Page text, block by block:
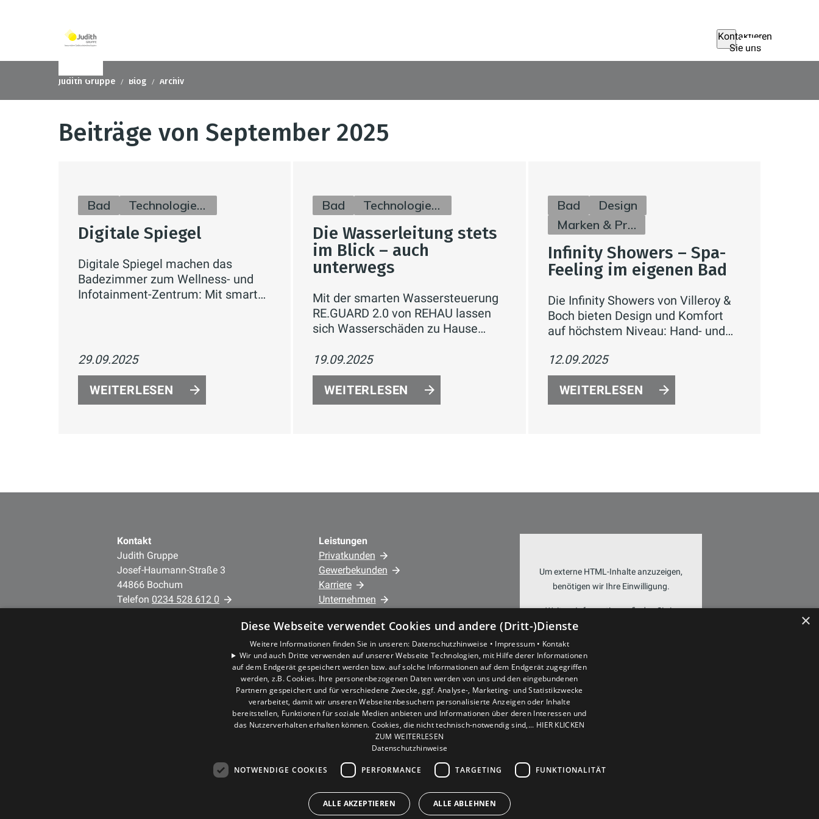
Kontaktieren
Sie uns
Judith Gruppe Blog Archiv
Beiträge von September 2025
Bad Technologie & Zukunft
Digitale Spiegel
Digitale Spiegel machen das
Badezimmer zum Wellness- und
Infotainment-Zentrum: Mit smarten
Energieeffizienz und modernes
29.09.2025
WEITERLESEN
Bad Technologie & Zukunft
Die Wasserleitung stets
im Blick – auch
unterwegs
Mit der smarten Wassersteuerung
RE.GUARD 2.0 von REHAU lassen
sich Wasserschäden zu Hause
Wasserverbrauch bequem per App
überwachen – für mehr Sicherheit,
Komfort und nachhaltiges Wohn
19.09.2025
WEITERLESEN
Bad
Design
Marken & Produkte
Infinity Showers – Spa-
Feeling im eigenen Bad
Die Infinity Showers von Villeroy &
Boch bieten Design und Komfort
auf höchstem Niveau: Hand- und
Strahlarten, Thermostate mit
CoolTap Technologie und edle
Oberflächen in Chrom oder Matt
Black – für exklusive Spa-Momente
12.09.2025
WEITERLESEN
Kontakt
Judith Gruppe
Josef-Haumann-Straße 3
44866 Bochum
Telefon 0234 528 612 0
Leistungen
Privatkunden
Gewerbekunden
Karriere
Unternehmen
Standorte
44866 Bochum Wattenscheid • Josef-
Haumann-Str. 3 – Hauptstandort
44879 Bochum • Nöckerstr. 39 - 41 –
Büro/Verwaltung
Um externe HTML-Inhalte anzuzeigen,
benötigen wir Ihre Einwilligung.
Weitere Informationen finden Sie in
unserer
COOKIE-EINSTELLUNGEN
ÖFFNEN
×
Diese Webseite verwendet Cookies und andere (Dritt-)Dienste
Weitere Informationen finden Sie in unseren: Datenschutzhinweise • Impressum • Kontakt
Wir und auch Dritte verwenden auf unserer Webseite Technologien, mit Hilfe derer Informationen
auf dem Endgerät gespeichert werden bzw. auf solche Informationen auf dem Endgerät zugegriffen
werden, z.B. Cookies. Ihre personenbezogenen Daten werden von uns und den eingebundenen
Partnern gespeichert und für verschiedene Zwecke, ggf. Analyse-, Marketing- und Statistikzwecke
verarbeitet, damit wir unseren Webseitenbesuchern personalisierte Anzeigen oder Inhalte
bereitstellen, Funktionen für soziale Medien anbieten und Informationen über deren Interessen und
das Nutzerverhalten erhalten können. Cookies, die nicht technisch-notwendig sind,... HIER KLICKEN
ZUM WEITERLESEN
Datenschutzhinweise
NOTWENDIGE COOKIES PERFORMANCE TARGETING FUNKTIONALITÄT
ALLE AKZEPTIEREN ALLE ABLEHNEN